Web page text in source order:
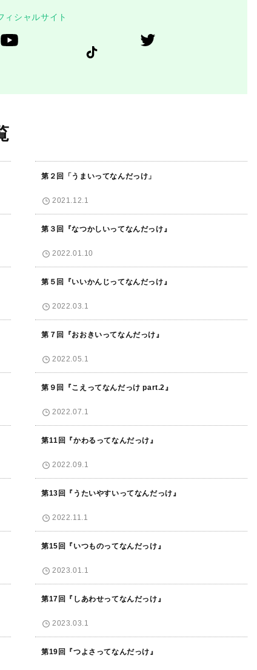
ィシャルサイト
第２回「うまいってなんだっけ」
2021.12.1
第３回『なつかしいってなんだっけ』
2022.01.10
第５回『いいかんじってなんだっけ』
2022.03.1
第７回『おおきいってなんだっけ』
2022.05.1
第９回『こえってなんだっけ part.2』
2022.07.1
第11回『かわるってなんだっけ』
2022.09.1
第13回『うたいやすいってなんだっけ』
2022.11.1
第15回『いつものってなんだっけ』
2023.01.1
第17回『しあわせってなんだっけ』
2023.03.1
第19回『つよさってなんだっけ』